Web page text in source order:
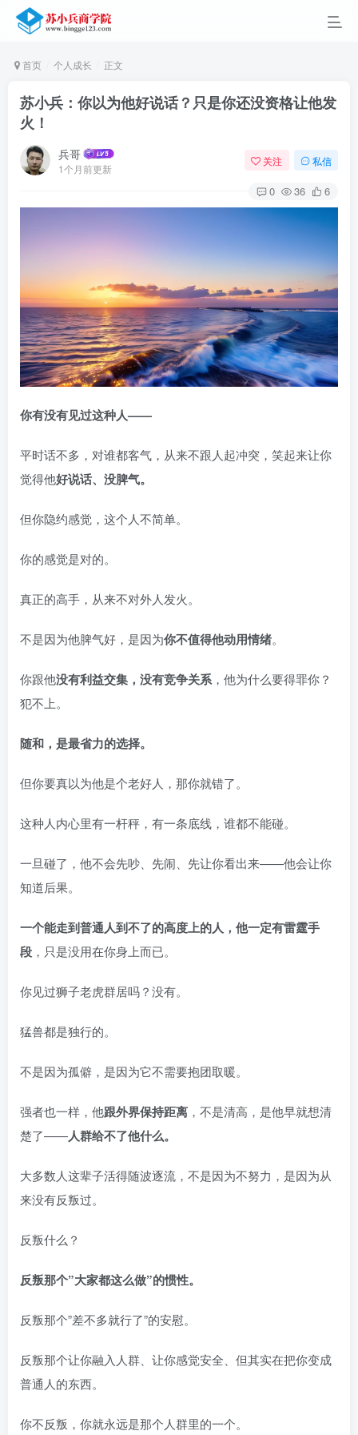
首页 个人成长 正文
苏小兵：你以为他好说话？只是你还没资格让他发
火！
兵哥
1个月前更新
关注 私信
0 36 6
你有没有见过这种人——
平时话不多，对谁都客气，从来不跟人起冲突，笑起来让你
觉得他好说话、没脾气。
但你隐约感觉，这个人不简单。
你的感觉是对的。
真正的高手，从来不对外人发火。
不是因为他脾气好，是因为你不值得他动用情绪。
你跟他没有利益交集，没有竞争关系 ，他为什么要得罪你？
犯不上。
随和，是最省力的选择。
但你要真以为他是个老好人，那你就错了。
这种人内心里有一杆秤，有一条底线，谁都不能碰。
一旦碰了，他不会先吵、先闹、先让你看出来——他会让你
知道后果。
一个能走到普通人到不了的高度上的人，他一定有雷霆手
段 ，只是没用在你身上而已。
你见过狮子老虎群居吗？没有。
猛兽都是独行的。
不是因为孤僻，是因为它不需要抱团取暖。
强者也一样，他跟外界保持距离 ，不是清高，是他早就想清
楚了——人群给不了他什么。
大多数人这辈子活得随波逐流，不是因为不努力，是因为从
来没有反叛过。
反叛什么？
反叛那个”大家都这么做”的惯性。
反叛那个”差不多就行了”的安慰。
反叛那个让你融入人群、让你感觉安全、但其实在把你变成
普通人的东西。
你不反叛，你就永远是那个人群里的一个。